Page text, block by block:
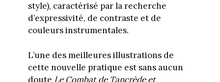
style), caractérisé par la recherche
d’expressivité, de contraste et de
couleurs instrumentales.
L’une des meilleures illustrations de
cette nouvelle pratique est sans aucun
doute Le Combat de Tancrède et